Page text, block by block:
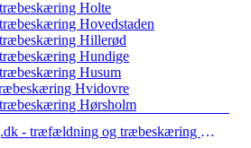
Holte
Hovedstaden
Hillerød
Hundige
Husum
Hvidovre
Hørsholm
Topbeskæring.dk - træfældning og træbeskæring Ishøj